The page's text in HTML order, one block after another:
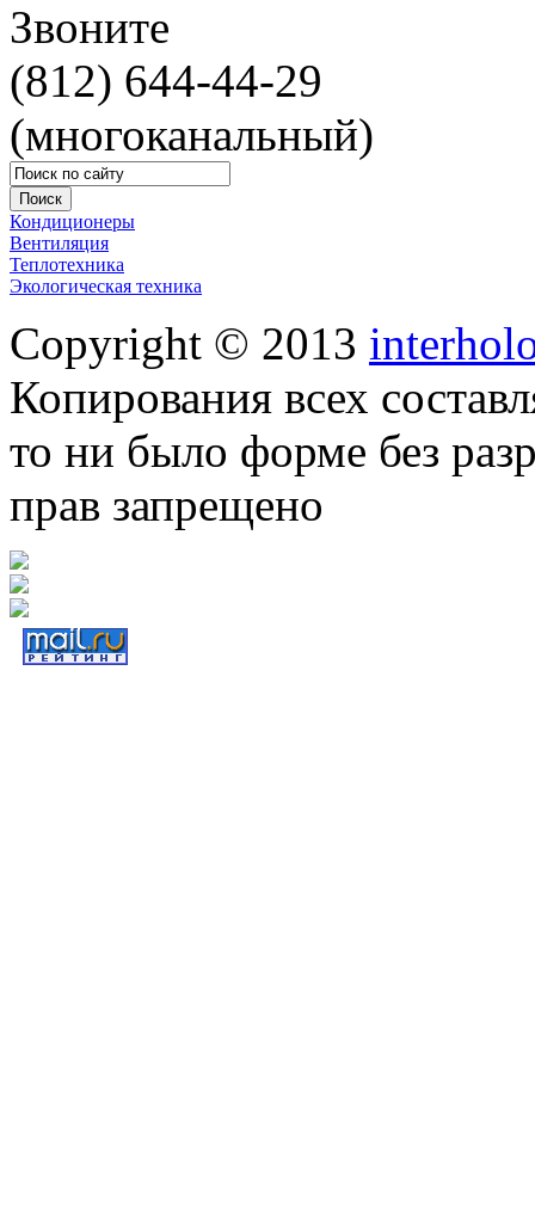
Звоните
(812) 644-44-29
(многоканальный)
Кондиционеры
Вентиляция
Теплотехника
Экологическая техника
Copyright © 2013
Копирования всех
то ни было форме без
прав запрещено